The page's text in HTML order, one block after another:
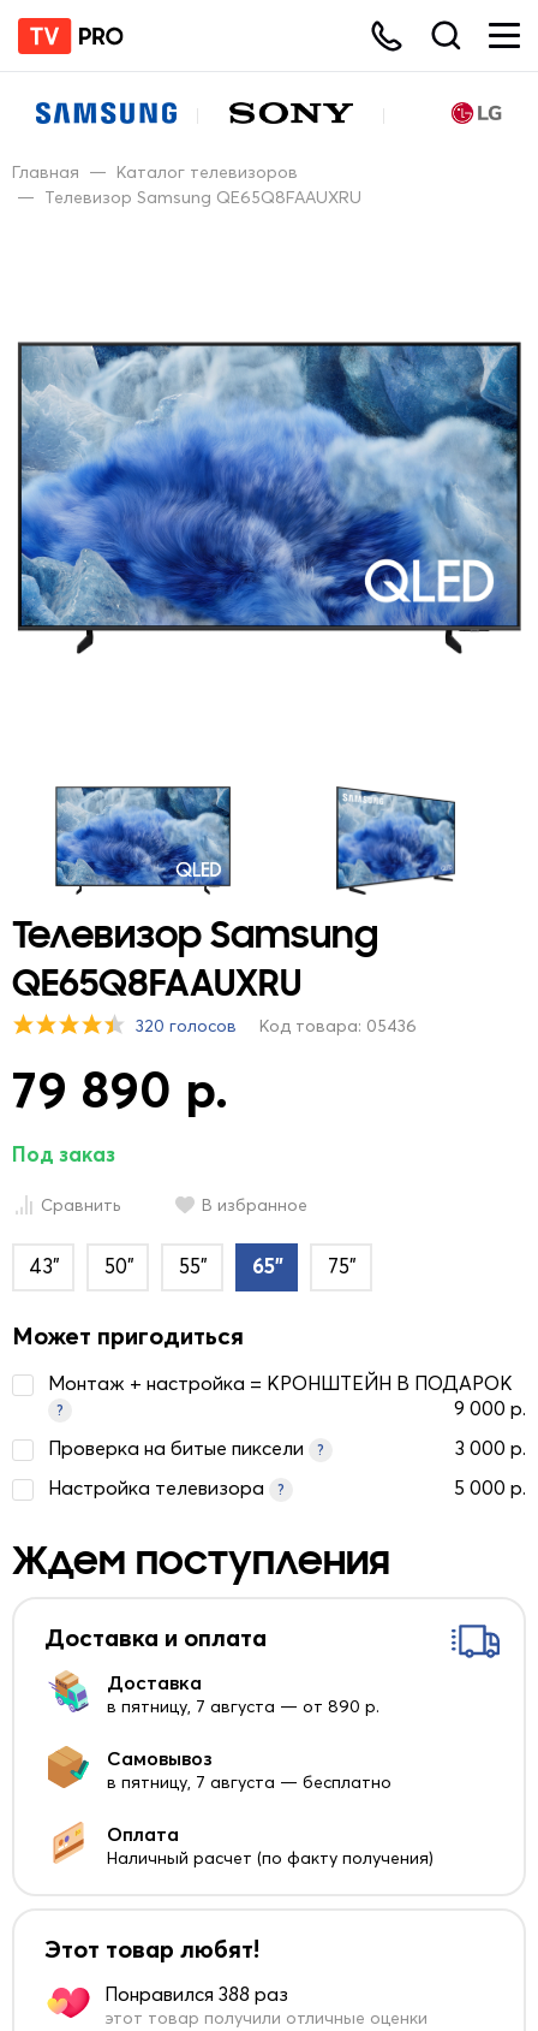
Главная — Каталог телевизоров
— Телевизор Samsung QE65Q8FAAUXRU
Телевизор Samsung
QE65Q8FAAUXRU
320 голосов Код товара: 05436
79 890 р.
Под заказ
Сравнить В избранное
43" 50" 55" 65" 75"
Может пригодиться
Монтаж + настройка = КРОНШТЕЙН В ПОДАРОК
?
9 000 р.
Проверка на битые пиксели
?
3 000 р.
Настройка телевизора
? 5 000 р.
Ждем поступления
Доставка и оплата
Доставка
в пятницу, 7 августа — от 890 р.
Самовывоз
в пятницу, 7 августа — бесплатно
Оплата
Наличный расчет (по факту получения)
Этот товар любят!
Понравился 388 раз
этот товар получили отличные оценки